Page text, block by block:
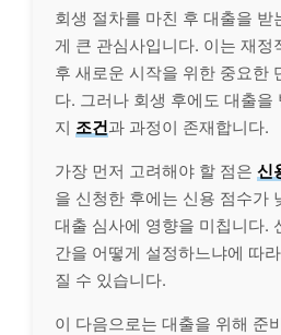
회생 절차를 마친 후 대출을 받
게 큰 관심사입니다. 이는 재정
후 새로운 시작을 위한 중요한
다. 그러나 회생 후에도 대출을
지 조건과 과정이 존재합니다.
가장 먼저 고려해야 할 점은 신
을 신청한 후에는 신용 점수가
대출 심사에 영향을 미칩니다.
간을 어떻게 설정하느냐에 따
질 수 있습니다.
이 다음으로는 대출을 위해 준